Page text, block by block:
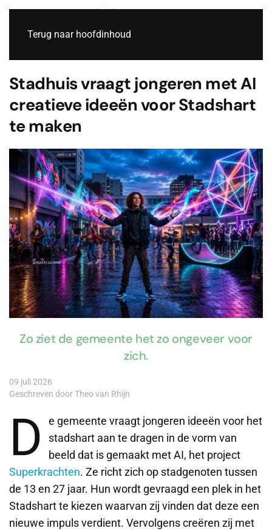
Terug naar hoofdinhoud
Stadhuis vraagt jongeren met AI
creatieve ideeën voor Stadshart
te maken
Zo ziet de gemeente het zo ongeveer voor
zich.
09 juli 2026
Geschreven door Theo van Rhijn
D
e gemeente vraagt jongeren ideeën voor het
stadshart aan te dragen in de vorm van
beeld dat is gemaakt met AI, het project
Superkrachten. Ze richt zich op stadgenoten tussen
de 13 en 27 jaar. Hun wordt gevraagd een plek in het
Stadshart te kiezen waarvan zij vinden dat deze een
nieuwe impuls verdient. Vervolgens creëren zij met